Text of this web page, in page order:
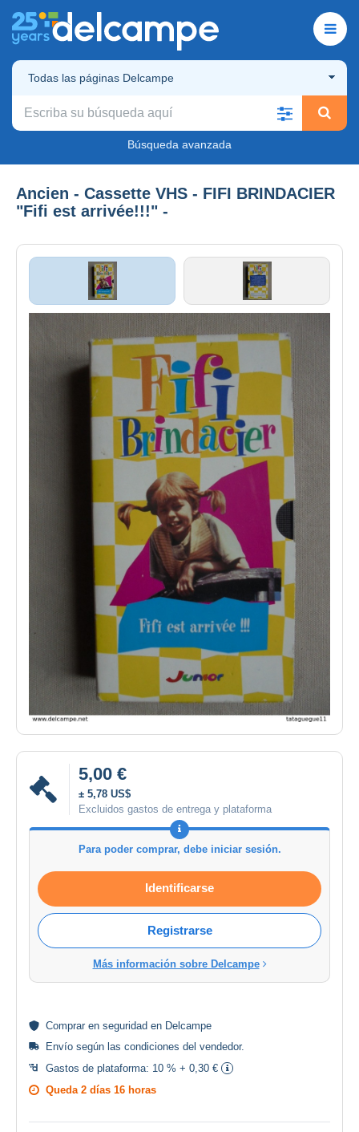
Todas las páginas Delcampe
Búsqueda avanzada
Ancien - Cassette VHS - FIFI BRINDACIER
"Fifi est arrivée!!!" -
5,00 €
± 5,78 US$
Excluidos gastos de entrega y plataforma
Para poder comprar, debe iniciar sesión.
Identificarse
Registrarse
Más información sobre Delcampe
Comprar en seguridad en Delcampe
Envío según las condiciones del vendedor.
Gastos de plataforma: 10 % + 0,30 €
Queda 2 días 16 horas